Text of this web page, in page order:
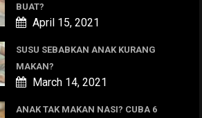
BUAT?
April 15, 2021
SUSU SEBABKAN ANAK KURANG
MAKAN?
March 14, 2021
ANAK TAK MAKAN NASI? CUBA 6